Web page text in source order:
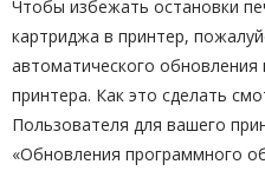
Чтобы избежать остановки
картриджа в принтер,
автоматического
принтера. Как это сделать
Пользователя для вашего
«Обновления программного